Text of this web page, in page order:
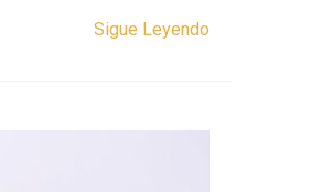
Sigue Leyendo